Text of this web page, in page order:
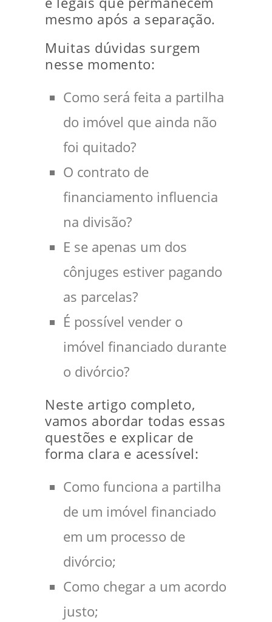
mesmo após a separação.
Muitas dúvidas surgem
nesse momento:
Como será feita a partilha
do imóvel que ainda não
foi quitado?
O contrato de
financiamento influencia
na divisão?
E se apenas um dos
cônjuges estiver pagando
as parcelas?
É possível vender o
imóvel financiado durante
o divórcio?
Neste artigo completo,
vamos abordar todas essas
questões e explicar de
forma clara e acessível:
Como funciona a partilha
de um imóvel financiado
em um processo de
divórcio;
Como chegar a um acordo
justo;